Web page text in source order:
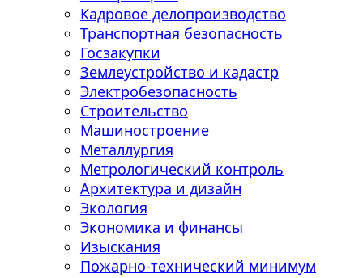
Кадровое делопроизводство
Транспортная безопасность
Госзакупки
Землеустройство и кадастр
Электробезопасность
Строительство
Машиностроение
Металлургия
Метрологический контроль
Архитектура и дизайн
Экология
Экономика и финансы
Изыскания
Пожарно-технический минимум